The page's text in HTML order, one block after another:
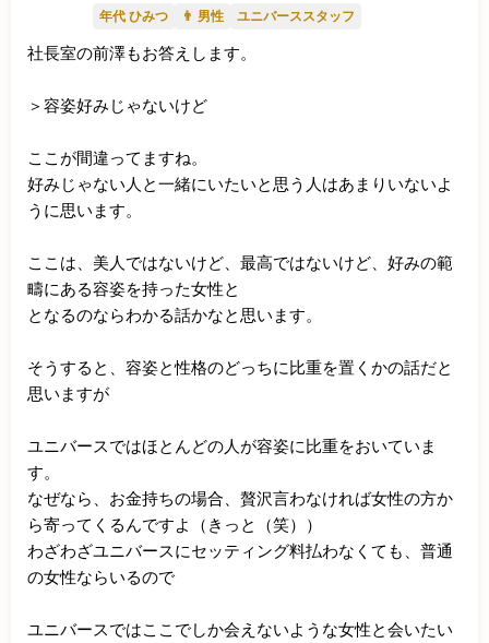
年代 ひみつ 👨 男性 ユニバーススタッフ
社長室の前澤もお答えします。
＞容姿好みじゃないけど
ここが間違ってますね。
好みじゃない人と一緒にいたいと思う人はあまりいないよ
うに思います。
ここは、美人ではないけど、最高ではないけど、好みの範
疇にある容姿を持った女性と
となるのならわかる話かなと思います。
そうすると、容姿と性格のどっちに比重を置くかの話だと
思いますが
ユニバースではほとんどの人が容姿に比重をおいていま
す。
なぜなら、お金持ちの場合、贅沢言わなければ女性の方か
ら寄ってくるんですよ（きっと（笑））
わざわざユニバースにセッティング料払わなくても、普通
の女性ならいるので
ユニバースではここでしか会えないような女性と会いたい